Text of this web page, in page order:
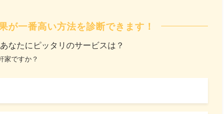
が一番高い方法を診断できます！
あなたにピッタリのサービスは？
家ですか？